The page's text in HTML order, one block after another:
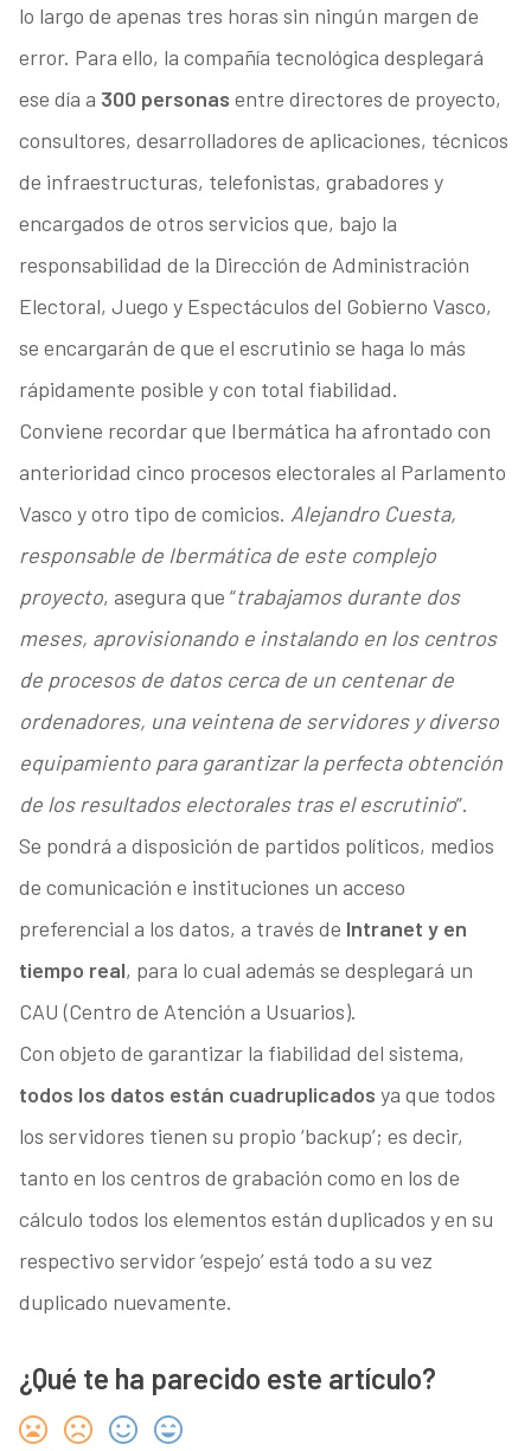
lo largo de apenas tres horas sin ningún margen de
error. Para ello, la compañía tecnológica desplegará
ese día a 300 personas entre directores de proyecto,
consultores, desarrolladores de aplicaciones, técnicos
de infraestructuras, telefonistas, grabadores y
encargados de otros servicios que, bajo la
responsabilidad de la Dirección de Administración
Electoral, Juego y Espectáculos del Gobierno Vasco,
se encargarán de que el escrutinio se haga lo más
rápidamente posible y con total fiabilidad.
Conviene recordar que Ibermática ha afrontado con
anterioridad cinco procesos electorales al Parlamento
Vasco y otro tipo de comicios. Alejandro Cuesta,
responsable de Ibermática de este complejo
proyecto, asegura que “trabajamos durante dos
meses, aprovisionando e instalando en los centros
de procesos de datos cerca de un centenar de
ordenadores, una veintena de servidores y diverso
equipamiento para garantizar la perfecta obtención
de los resultados electorales tras el escrutinio”.
Se pondrá a disposición de partidos políticos, medios
de comunicación e instituciones un acceso
preferencial a los datos, a través de Intranet y en
tiempo real, para lo cual además se desplegará un
CAU (Centro de Atención a Usuarios).
Con objeto de garantizar la fiabilidad del sistema,
todos los datos están cuadruplicados ya que todos
los servidores tienen su propio ‘backup’; es decir,
tanto en los centros de grabación como en los de
cálculo todos los elementos están duplicados y en su
respectivo servidor ‘espejo’ está todo a su vez
duplicado nuevamente.
¿Qué te ha parecido este artículo?